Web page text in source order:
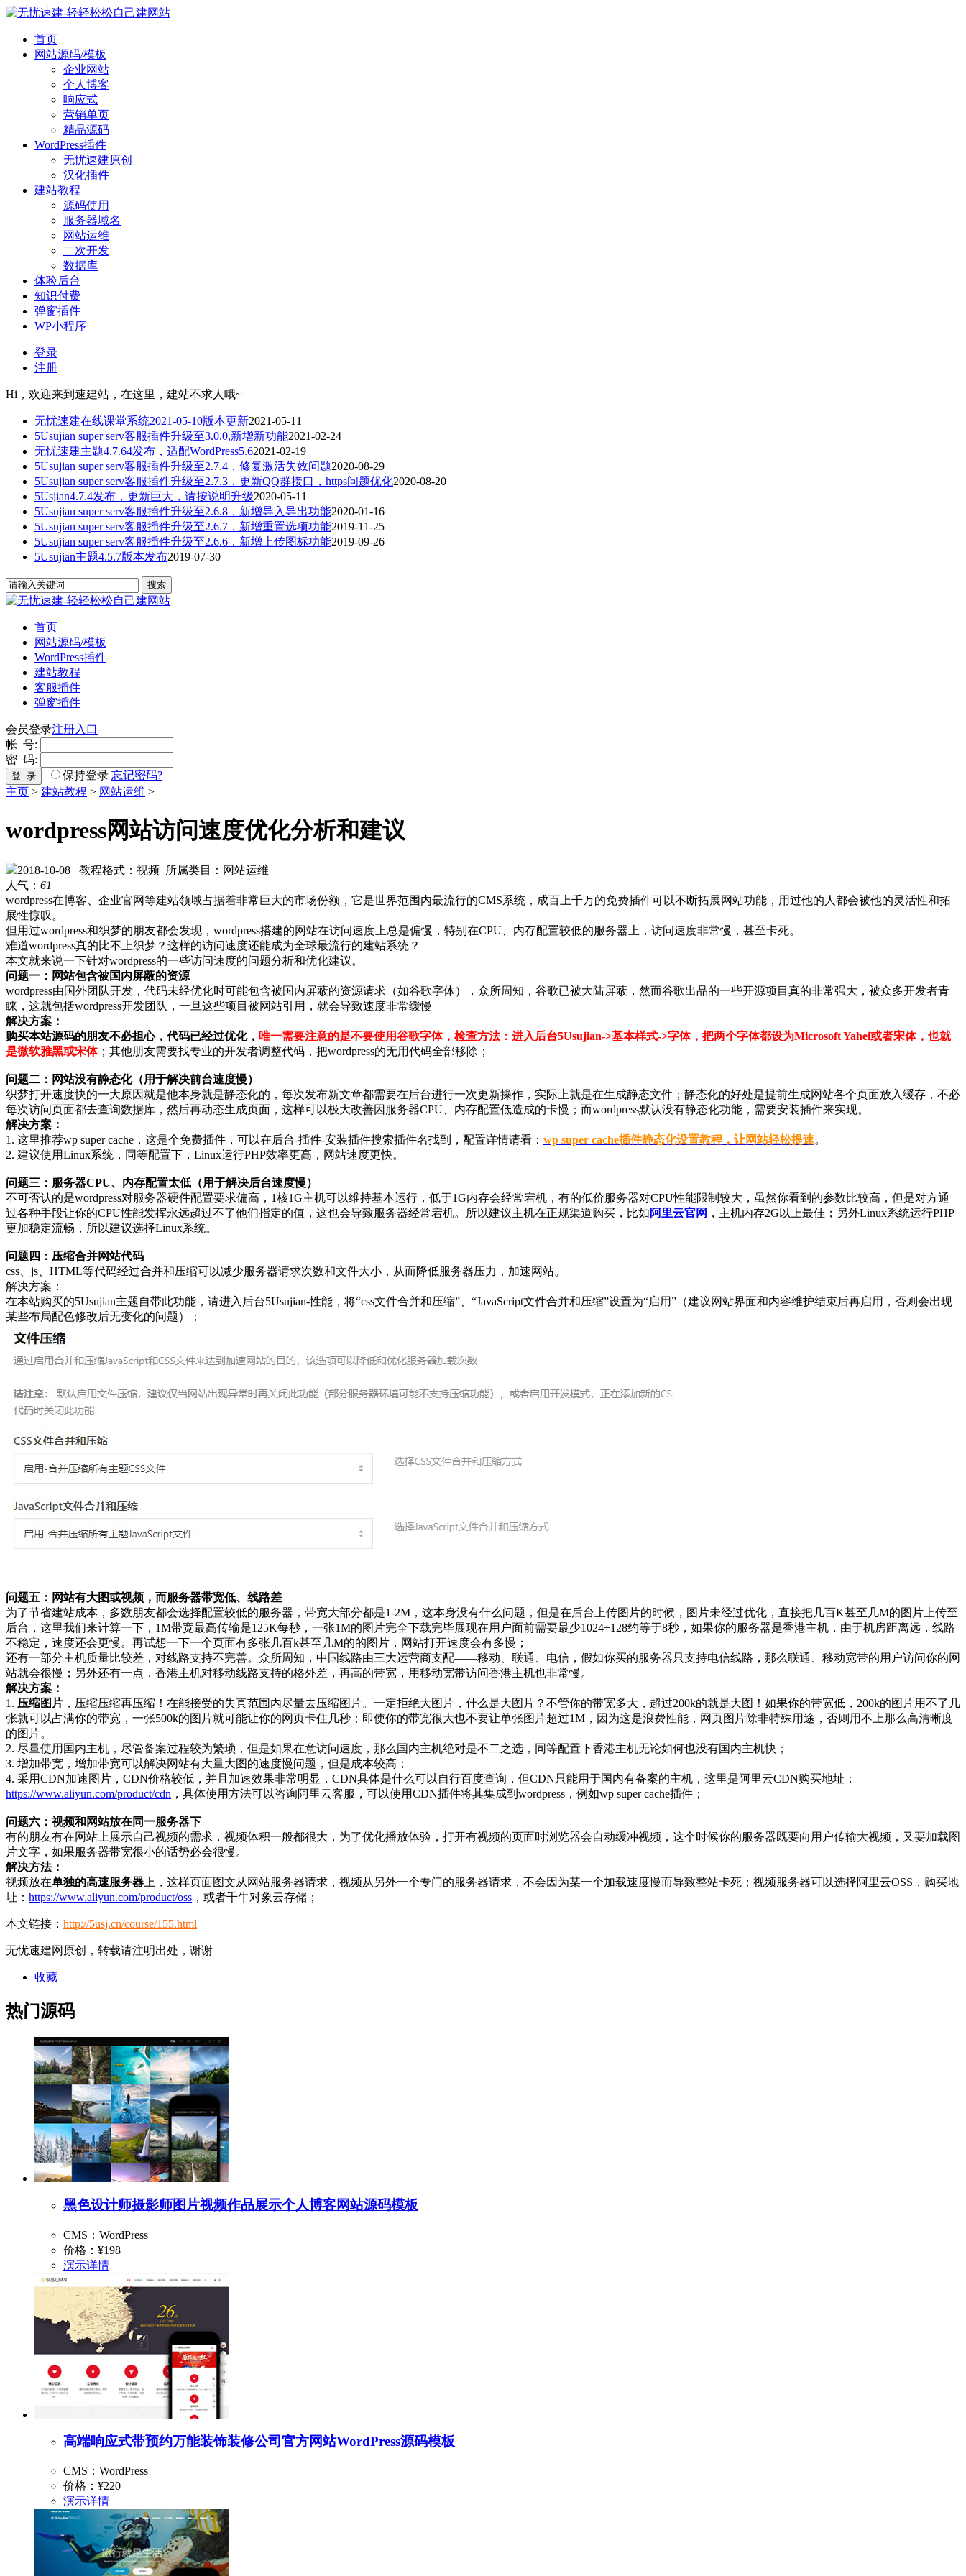
首页
网站源码/模板
企业网站
个人博客
响应式
营销单页
精品源码
WordPress插件
无忧速建原创
汉化插件
建站教程
源码使用
服务器域名
网站运维
二次开发
数据库
体验后台
知识付费
弹窗插件
WP小程序
登录
注册
Hi，欢迎来到速建站，在这里，建站不求人哦~
无忧速建在线课堂系统2021-05-10版本更新2021-05-11
5Usujian super serv客服插件升级至3.0.0,新增新功能2021-02-24
无忧速建主题4.7.64发布，适配WordPress5.62021-02-19
5Usujian super serv客服插件升级至2.7.4，修复激活失效问题2020-08-29
5Usujian super serv客服插件升级至2.7.3，更新QQ群接口，https问题优化2020-08-20
5Usjian4.7.4发布，更新巨大，请按说明升级2020-05-11
5Usujian super serv客服插件升级至2.6.8，新增导入导出功能2020-01-16
5Usujian super serv客服插件升级至2.6.7，新增重置选项功能2019-11-25
5Usujian super serv客服插件升级至2.6.6，新增上传图标功能2019-09-26
5Usujian主题4.5.7版本发布2019-07-30
首页
网站源码/模板
WordPress插件
建站教程
客服插件
弹窗插件
会员登录注册入口
帐 号:
密 码:
登 录 保持登录 忘记密码?
主页 > 建站教程 > 网站运维 >
wordpress网站访问速度优化分析和建议
2018-10-08 教程格式：视频
所属类目：网站运维
人气： 61
wordpress在博客、企业官网等建站领域占据着非常巨大的市场份额，它是世界范围内最流行的CMS系统，成百上千万的免费插件可以不断拓展网站功能，用过他的人都会被他的灵活性和拓
展性惊叹。
但用过wordpress和织梦的朋友都会发现，wordpress搭建的网站在访问速度上总是偏慢，特别在CPU、内存配置较低的服务器上，访问速度非常慢，甚至卡死。
难道wordpress真的比不上织梦？这样的访问速度还能成为全球最流行的建站系统？
本文就来说一下针对wordpress的一些访问速度的问题分析和优化建议。
问题一：网站包含被国内屏蔽的资源
wordpress由国外团队开发，代码未经优化时可能包含被国内屏蔽的资源请求（如谷歌字体），众所周知，谷歌已被大陆屏蔽，然而谷歌出品的一些开源项目真的非常强大，被众多开发者青
睐，这就包括wordpress开发团队，一旦这些项目被网站引用，就会导致速度非常缓慢
解决方案：
购买本站源码的朋友不必担心，代码已经过优化， 唯一需要注意的是不要使用谷歌字体，检查方法：进入后台5Usujian->基本样式->字体，把两个字体都设为Microsoft Yahei或者宋体，也就
是微软雅黑或宋体；其他朋友需要找专业的开发者调整代码，把wordpress的无用代码全部移除；
问题二：网站没有静态化（用于解决前台速度慢）
织梦打开速度快的一大原因就是他本身就是静态化的，每次发布新文章都需要在后台进行一次更新操作，实际上就是在生成静态文件；静态化的好处是提前生成网站各个页面放入缓存，不必
每次访问页面都去查询数据库，然后再动态生成页面，这样可以极大改善因服务器CPU、内存配置低造成的卡慢；而wordpress默认没有静态化功能，需要安装插件来实现。
解决方案：
1. 这里推荐wp super cache，这是个免费插件，可以在后台-插件-安装插件搜索插件名找到，配置详情请看： wp super cache插件静态化设置教程，让网站轻松提速。
2. 建议使用Linux系统，同等配置下，Linux运行PHP效率更高，网站速度更快。
问题三：服务器CPU、内存配置太低 （用于解决后台速度慢）
不可否认的是wordpress对服务器硬件配置要求偏高，1核1G主机可以维持基本运行，低于1G内存会经常宕机，有的低价服务器对CPU性能限制较大，虽然你看到的参数比较高，但是对方通
过各种手段让你的CPU性能发挥永远超过不了他们指定的值，这也会导致服务器经常宕机。所以建议主机在正规渠道购买，比如阿里云官网 ，主机内存2G以上最佳；另外Linux系统运行PHP
更加稳定流畅，所以建议选择Linux系统。
问题四：压缩合并网站代码
css、js、HTML等代码经过合并和压缩可以减少服务器请求次数和文件大小，从而降低服务器压力，加速网站。
解决方案：
在本站购买的5Usujian主题自带此功能，请进入后台5Usujian-性能，将“css文件合并和压缩”、“JavaScript文件合并和压缩”设置为“启用”（建议网站界面和内容维护结束后再启用，否则会出现
某些布局配色修改后无变化的问题）；
问题五：网站有大图或视频，而服务器带宽低、线路差
为了节省建站成本，多数朋友都会选择配置较低的服务器，带宽大部分都是1-2M，这本身没有什么问题，但是在后台上传图片的时候，图片未经过优化，直接把几百K甚至几M的图片上传至
后台，这里我们来计算一下，1M带宽最高传输是125K每秒，一张1M的图片完全下载完毕展现在用户面前需要最少1024÷128约等于8秒，如果你的服务器是香港主机，由于机房距离远，线路
不稳定，速度还会更慢。再试想一下一个页面有多张几百k甚至几M的的图片，网站打开速度会有多慢；
还有一部分主机质量比较差，对线路支持不完善。众所周知，中国线路由三大运营商支配——移动、联通、电信，假如你买的服务器只支持电信线路，那么联通、移动宽带的用户访问你的网
站就会很慢；另外还有一点，香港主机对移动线路支持的格外差，再高的带宽，用移动宽带访问香港主机也非常慢。
解决方案：
1. 压缩图片 ，压缩压缩再压缩！在能接受的失真范围内尽量去压缩图片。一定拒绝大图片，什么是大图片？不管你的带宽多大，超过200k的就是大图！如果你的带宽低，200k的图片用不了几
张就可以占满你的带宽，一张500k的图片就可能让你的网页卡住几秒；即使你的带宽很大也不要让单张图片超过1M，因为这是浪费性能，网页图片除非特殊用途，否则用不上那么高清晰度
的图片。
2. 尽量使用国内主机，尽管备案过程较为繁琐，但是如果在意访问速度，那么国内主机绝对是不二之选，同等配置下香港主机无论如何也没有国内主机快；
3. 增加带宽，增加带宽可以解决网站有大量大图的速度慢问题，但是成本较高；
4. 采用CDN加速图片，CDN价格较低，并且加速效果非常明显，CDN具体是什么可以自行百度查询，但CDN只能用于国内有备案的主机，这里是阿里云CDN购买地址：
https://www.aliyun.com/product/cdn ，具体使用方法可以咨询阿里云客服，可以使用CDN插件将其集成到wordpress，例如wp super cache插件；
问题六：视频和网站放在同一服务器下
有的朋友有在网站上展示自己视频的需求，视频体积一般都很大，为了优化播放体验，打开有视频的页面时浏览器会自动缓冲视频，这个时候你的服务器既要向用户传输大视频，又要加载图
片文字，如果服务器带宽很小的话势必会很慢。
解决方法：
视频放在单独的高速服务器 上，这样页面图文从网站服务器请求，视频从另外一个专门的服务器请求，不会因为某一个加载速度慢而导致整站卡死；视频服务器可以选择阿里云OSS，购买地
址： https://www.aliyun.com/product/oss ，或者千牛对象云存储；
本文链接： http://5usj.cn/course/155.html
无忧速建网原创，转载请注明出处，谢谢
收藏
热门源码
黑色设计师摄影师图片视频作品展示个人博客网站源码模板
CMS：WordPress
价格： ¥198
演示详情
高端响应式带预约万能装饰装修公司官方网站WordPress源码模板
CMS：WordPress
价格： ¥220
演示详情